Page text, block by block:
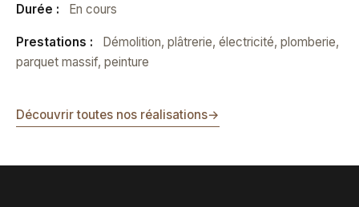
Durée : En cours
Prestations :
Démolition, plâtrerie, électricité, plomberie,
parquet massif, peinture
Découvrir toutes nos réalisations→